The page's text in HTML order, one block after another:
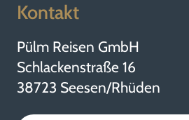
Kontakt
Pülm Reisen GmbH
Schlackenstraße 16
38723 Seesen/Rhüden